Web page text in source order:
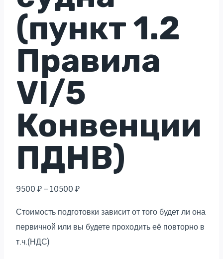
(пункт 1.2
Правила
VI/5
Конвенции
ПДНВ)
9500 ₽ – 10500 ₽
Стоимость подготовки зависит от того будет ли она
первичной или вы будете проходить её повторно в
т.ч.(НДС)